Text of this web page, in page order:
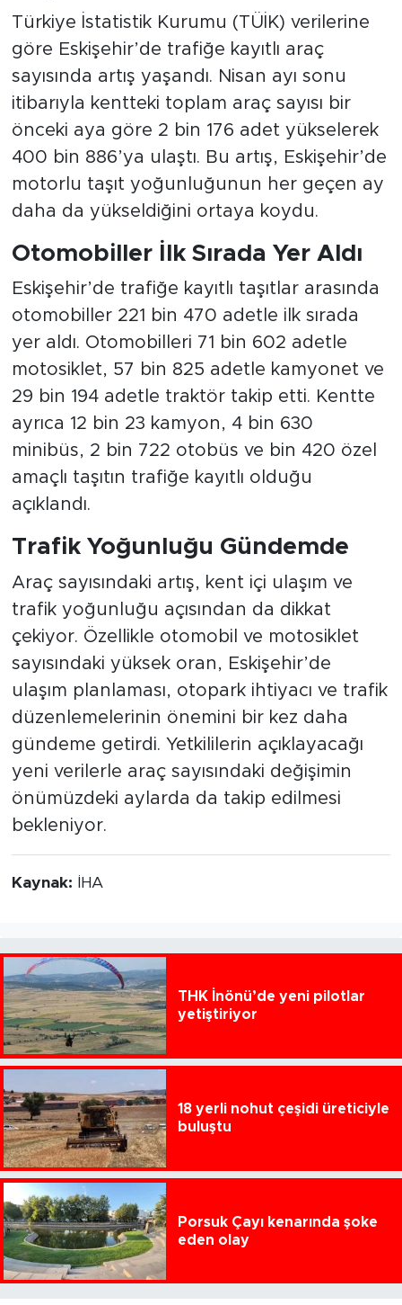
Türkiye İstatistik Kurumu (TÜİK) verilerine
göre Eskişehir’de trafiğe kayıtlı araç
sayısında artış yaşandı. Nisan ayı sonu
itibarıyla kentteki toplam araç sayısı bir
önceki aya göre 2 bin 176 adet yükselerek
400 bin 886’ya ulaştı. Bu artış, Eskişehir’de
motorlu taşıt yoğunluğunun her geçen ay
daha da yükseldiğini ortaya koydu.
Otomobiller İlk Sırada Yer Aldı
Eskişehir’de trafiğe kayıtlı taşıtlar arasında
otomobiller 221 bin 470 adetle ilk sırada
yer aldı. Otomobilleri 71 bin 602 adetle
motosiklet, 57 bin 825 adetle kamyonet ve
29 bin 194 adetle traktör takip etti. Kentte
ayrıca 12 bin 23 kamyon, 4 bin 630
minibüs, 2 bin 722 otobüs ve bin 420 özel
amaçlı taşıtın trafiğe kayıtlı olduğu
açıklandı.
Trafik Yoğunluğu Gündemde
Araç sayısındaki artış, kent içi ulaşım ve
trafik yoğunluğu açısından da dikkat
çekiyor. Özellikle otomobil ve motosiklet
sayısındaki yüksek oran, Eskişehir’de
ulaşım planlaması, otopark ihtiyacı ve trafik
düzenlemelerinin önemini bir kez daha
gündeme getirdi. Yetkililerin açıklayacağı
yeni verilerle araç sayısındaki değişimin
önümüzdeki aylarda da takip edilmesi
bekleniyor.
Kaynak: İHA
THK İnönü’de yeni pilotlar
yetiştiriyor
18 yerli nohut çeşidi üreticiyle
buluştu
Porsuk Çayı kenarında şoke
eden olay